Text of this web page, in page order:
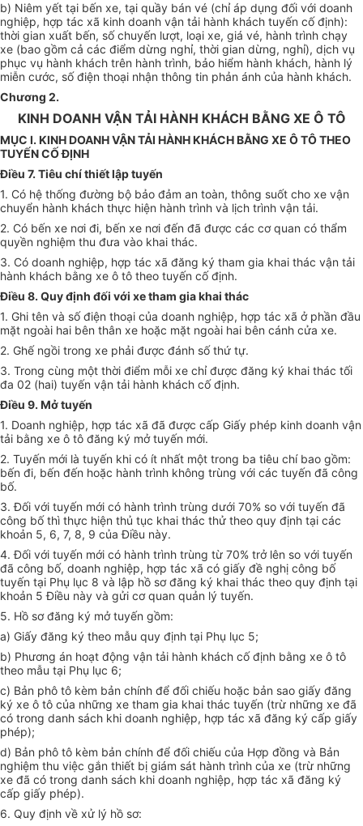
b) Niêm yết tại bến xe, tại quầy bán vé (chỉ áp dụng đối với doanh
nghiệp, hợp tác xã kinh doanh vận tải hành khách tuyến cố định):
thời gian xuất bến, số chuyến lượt, loại xe, giá vé, hành trình chạy
xe (bao gồm cả các điểm dừng nghỉ, thời gian dừng, nghỉ), dịch vụ
phục vụ hành khách trên hành trình, bảo hiểm hành khách, hành lý
miễn cước, số điện thoại nhận thông tin phản ánh của hành khách.
Chương 2.
KINH DOANH VẬN TẢI HÀNH KHÁCH BẰNG XE Ô TÔ
MỤC I. KINH DOANH VẬN TẢI HÀNH KHÁCH BẰNG XE Ô TÔ THEO
TUYẾN CỐ ĐỊNH
Điều 7. Tiêu chí thiết lập tuyến
1. Có hệ thống đường bộ bảo đảm an toàn, thông suốt cho xe vận
chuyển hành khách thực hiện hành trình và lịch trình vận tải.
2. Có bến xe nơi đi, bến xe nơi đến đã được các cơ quan có thẩm
quyền nghiệm thu đưa vào khai thác.
3. Có doanh nghiệp, hợp tác xã đăng ký tham gia khai thác vận tải
hành khách bằng xe ô tô theo tuyến cố định.
Điều 8. Quy định đối với xe tham gia khai thác
1. Ghi tên và số điện thoại của doanh nghiệp, hợp tác xã ở phần đầu
mặt ngoài hai bên thân xe hoặc mặt ngoài hai bên cánh cửa xe.
2. Ghế ngồi trong xe phải được đánh số thứ tự.
3. Trong cùng một thời điểm mỗi xe chỉ được đăng ký khai thác tối
đa 02 (hai) tuyến vận tải hành khách cố định.
Điều 9. Mở tuyến
1. Doanh nghiệp, hợp tác xã đã được cấp Giấy phép kinh doanh vận
tải bằng xe ô tô đăng ký mở tuyến mới.
2. Tuyến mới là tuyến khi có ít nhất một trong ba tiêu chí bao gồm:
bến đi, bến đến hoặc hành trình không trùng với các tuyến đã công
bố.
3. Đối với tuyến mới có hành trình trùng dưới 70% so với tuyến đã
công bố thì thực hiện thủ tục khai thác thử theo quy định tại các
khoản 5, 6, 7, 8, 9 của Điều này.
4. Đối với tuyến mới có hành trình trùng từ 70% trở lên so với tuyến
đã công bố, doanh nghiệp, hợp tác xã có giấy đề nghị công bố
tuyến tại Phụ lục 8 và lập hồ sơ đăng ký khai thác theo quy định tại
khoản 5 Điều này và gửi cơ quan quản lý tuyến.
5. Hồ sơ đăng ký mở tuyến gồm:
a) Giấy đăng ký theo mẫu quy định tại Phụ lục 5;
b) Phương án hoạt động vận tải hành khách cố định bằng xe ô tô
theo mẫu tại Phụ lục 6;
c) Bản phô tô kèm bản chính để đối chiếu hoặc bản sao giấy đăng
ký xe ô tô của những xe tham gia khai thác tuyến (trừ những xe đã
có trong danh sách khi doanh nghiệp, hợp tác xã đăng ký cấp giấy
phép);
d) Bản phô tô kèm bản chính để đối chiếu của Hợp đồng và Bản
nghiệm thu việc gắn thiết bị giám sát hành trình của xe (trừ những
xe đã có trong danh sách khi doanh nghiệp, hợp tác xã đăng ký
cấp giấy phép).
6. Quy định về xử lý hồ sơ: